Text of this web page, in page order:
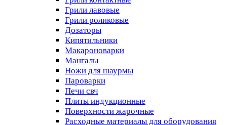
Грили лавовые
Грили роликовые
Дозаторы
Кипятильники
Макароноварки
Мангалы
Ножи для шаурмы
Пароварки
Печи свч
Плиты индукционные
Поверхности жарочные
Расходные материалы для оборудования